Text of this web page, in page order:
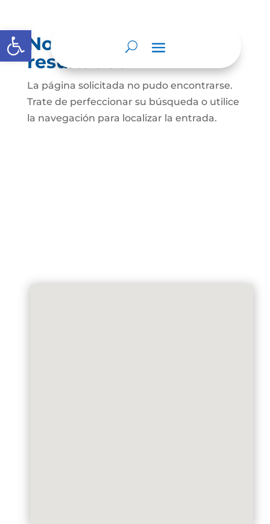
Abrir barra de herramientas
No se encontraron
resultados
La página solicitada no pudo encontrarse.
Trate de perfeccionar su búsqueda o utilice
la navegación para localizar la entrada.